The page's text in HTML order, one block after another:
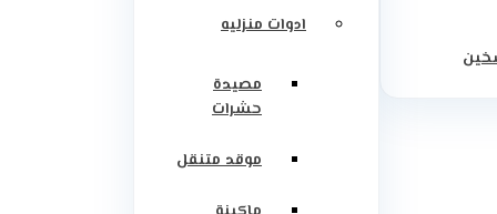
ادوات منزليه
مصيدة
حشرات
موقد متنقل